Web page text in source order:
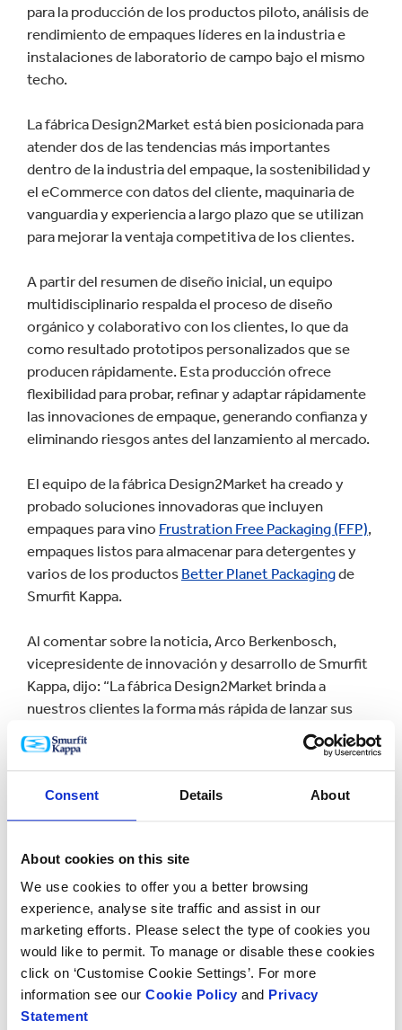
Consent Details About
About cookies on this site
We use cookies to offer you a better browsing
experience, analyse site traffic and assist in our
marketing efforts. Please select the type of cookies you
would like to permit. To manage or disable these cookies
click on ‘Customise Cookie Settings’. For more
information see our Cookie Policy and Privacy
Statement
para la producción de los productos piloto, análisis de
rendimiento de empaques líderes en la industria e
instalaciones de laboratorio de campo bajo el mismo
techo.
La fábrica Design2Market está bien posicionada para
atender dos de las tendencias más importantes
dentro de la industria del empaque, la sostenibilidad y
el eCommerce con datos del cliente, maquinaria de
vanguardia y experiencia a largo plazo que se utilizan
para mejorar la ventaja competitiva de los clientes.
A partir del resumen de diseño inicial, un equipo
multidisciplinario respalda el proceso de diseño
orgánico y colaborativo con los clientes, lo que da
como resultado prototipos personalizados que se
producen rápidamente. Esta producción ofrece
flexibilidad para probar, refinar y adaptar rápidamente
las innovaciones de empaque, generando confianza y
eliminando riesgos antes del lanzamiento al mercado.
El equipo de la fábrica Design2Market ha creado y
probado soluciones innovadoras que incluyen
empaques para vino Frustration Free Packaging (FFP),
empaques listos para almacenar para detergentes y
varios de los productos Better Planet Packagingde
Smurfit Kappa.
Al comentar sobre la noticia, Arco Berkenbosch,
vicepresidente de innovación y desarrollo de Smurfit
Kappa, dijo: “La fábrica Design2Market brinda a
nuestros clientes la forma más rápida de lanzar sus
nuevas soluciones de empaque y esta ha
revolucionado el proceso de desarrollo. Está
configurado para crear un prototipo tangible que se
puede probar con los consumidores, luego refinar y
perfeccionar antes de pasar a la producción a gran
“Reunimos a todas las partes interesadas relevantes
en el recorrido de diseño desde el inicio hasta la
producción y, si corresponde, la certificación, lo que
permite a los clientes utilizar datos e información
claros para llevar sus productos a plataformas como
Amazon y Alibaba”